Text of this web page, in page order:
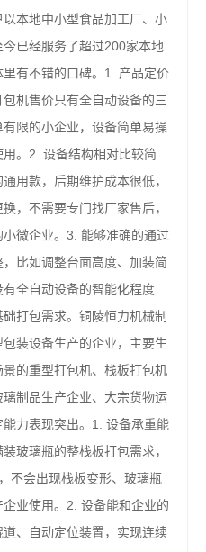
本地中小型食品加工厂、小
已经服务了超过200家本地
有不错的口碑。1. 产品定价
机售价只有全自动设备的三
限的小企业，设备简单易操
。2. 设备结构相对比较简
用款，后期维护成本很低，
，不需要专门找厂家售后，
微企业。3. 能够准确的通过
比如调整台面高度、加装简
全自动设备的智能化程度
打包需求。铜陵恒力机械制
装设备生产的企业，主要生
的重型打包机、栈板打包机
制品生产企业、大宗货物运
力表现突出。1. 设备承重能
玻璃瓶的整栈板打包需求，
不会出现栈板变形、玻璃瓶
业使用。2. 设备能和企业的
、自动定位装置，实现连续